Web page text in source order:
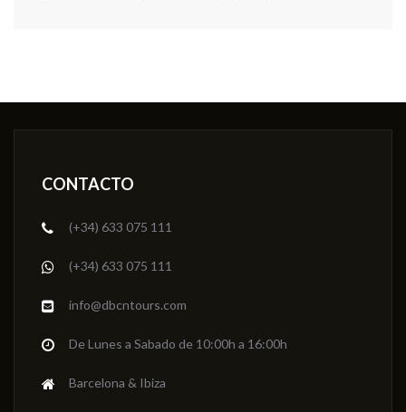
CONTACTO
(+34) 633 075 111
(+34) 633 075 111
info@dbcntours.com
De Lunes a Sabado de 10:00h a 16:00h
Barcelona & Ibiza